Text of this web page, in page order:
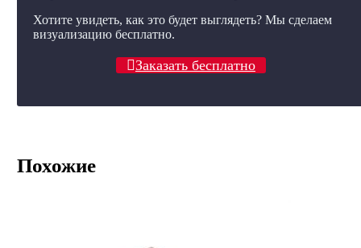
Хотите увидеть, как это будет выглядеть? Мы сделаем
визуализацию бесплатно.
Заказать бесплатно
Похожие